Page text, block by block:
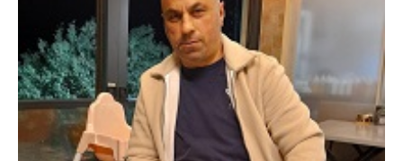
98 kiloda, Kumral, ayrılmış bir beyim. Alkol yok.
Sigara var. Maddi sıkıntım yok. [İLAN DETAYLARI>]